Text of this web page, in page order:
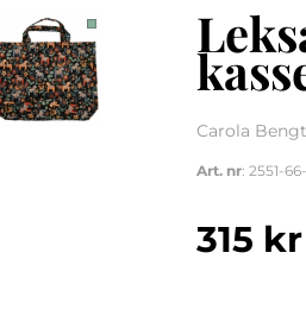
Carola
Art. nr: 2551-
315 kr